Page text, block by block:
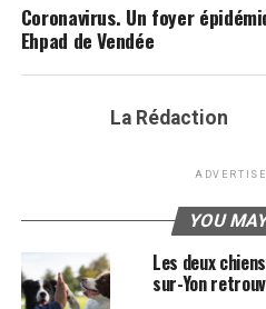
Coronavirus. Un foyer
Ehpad de Vendée
La Rédaction
YOU
Les deux
sur-Yon